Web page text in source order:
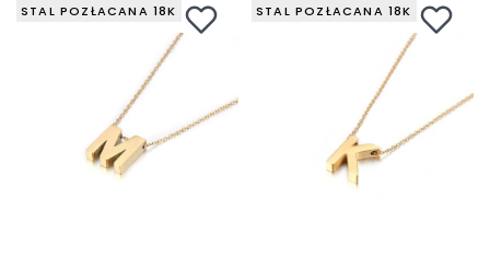
STAL POZŁACANA 18K STAL POZŁACANA 18K